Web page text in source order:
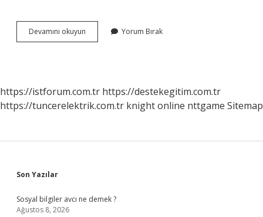
Devamını okuyun
Dosyası
Yorum Bırak
https://istforum.com.tr https://destekegitim.com.tr
https://tuncerelektrik.com.tr knight online nttgame Sitemap
Sidebar
Son Yazılar
Sosyal bilgiler avcı ne demek ?
Ağustos 8, 2026